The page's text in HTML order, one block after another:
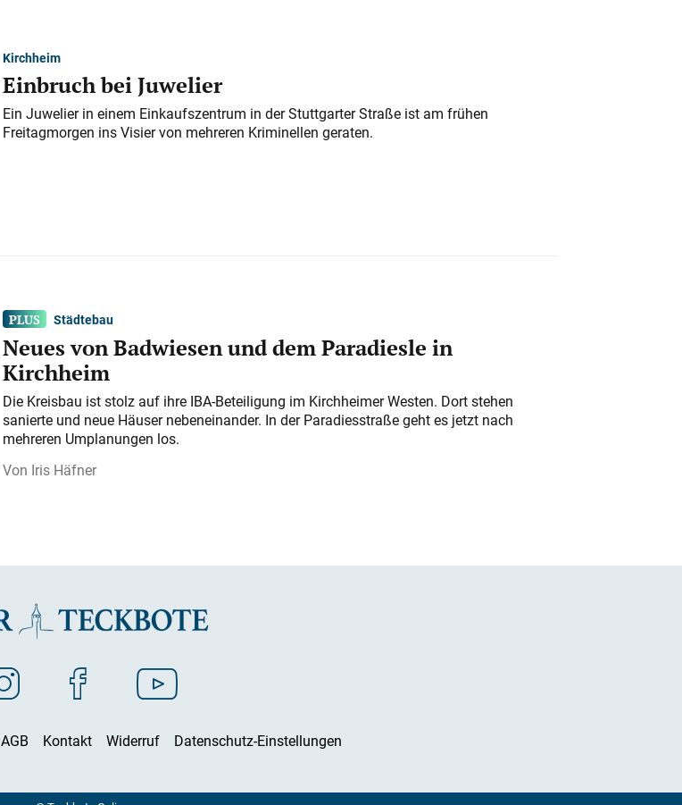
Kirchheim
Einbruch bei Juwelier
Ein Juwelier in einem Einkaufszentrum in der Stuttgarter Straße ist am frühen
Freitagmorgen ins Visier von mehreren Kriminellen geraten.
Städtebau
Neues von Badwiesen und dem Paradiesle in
Kirchheim
Die Kreisbau ist stolz auf ihre IBA-Beteiligung im Kirchheimer Westen. Dort stehen
sanierte und neue Häuser nebeneinander. In der Paradiesstraße geht es jetzt nach
mehreren Umplanungen los.
Iris Häfner
AGB Kontakt Widerruf Datenschutz-Einstellungen